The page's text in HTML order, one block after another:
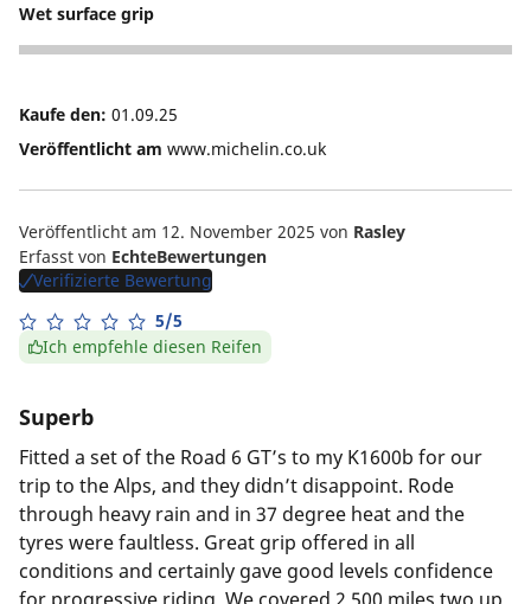
Wet surface grip
4
Kaufe den: 01.09.25
Veröffentlicht am www.michelin.co.uk
Veröffentlicht am 12. November 2025 von Rasley
Erfasst von EchteBewertungen
Verifizierte Bewertung
5/5
Ich empfehle diesen Reifen
Superb
Fitted a set of the Road 6 GT’s to my K1600b for our
trip to the Alps, and they didn’t disappoint. Rode
through heavy rain and in 37 degree heat and the
tyres were faultless. Great grip offered in all
conditions and certainly gave good levels confidence